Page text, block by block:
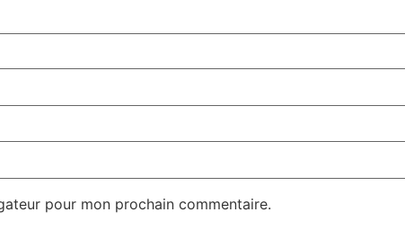
pour mon prochain commentaire.